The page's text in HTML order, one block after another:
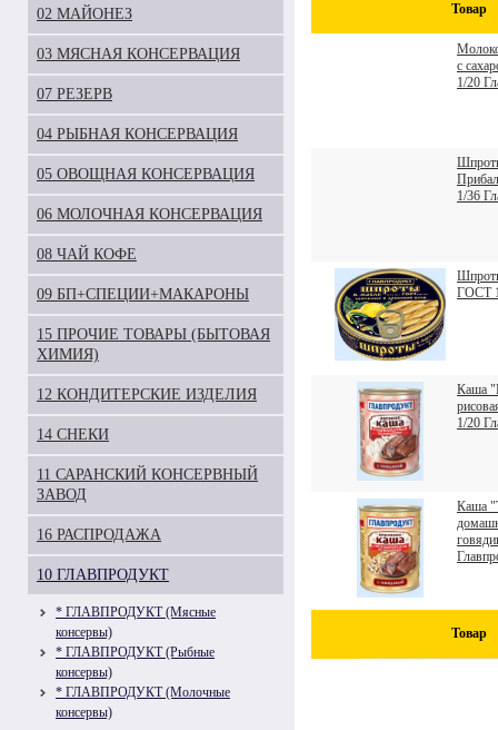
02 МАЙОНЕЗ
03 МЯСНАЯ КОНСЕРВАЦИЯ
07 РЕЗЕРВ
04 РЫБНАЯ КОНСЕРВАЦИЯ
05 ОВОЩНАЯ КОНСЕРВАЦИЯ
06 МОЛОЧНАЯ КОНСЕРВАЦИЯ
08 ЧАЙ КОФЕ
09 БП+СПЕЦИИ+МАКАРОНЫ
15 ПРОЧИЕ ТОВАРЫ (БЫТОВАЯ
ХИМИЯ)
12 КОНДИТЕРСКИЕ ИЗДЕЛИЯ
14 СНЕКИ
11 САРАНСКИЙ КОНСЕРВНЫЙ
ЗАВОД
16 РАСПРОДАЖА
10 ГЛАВПРОДУКТ
* ГЛАВПРОДУКТ (Мясные
консервы)
* ГЛАВПРОДУКТ (Рыбные
консервы)
* ГЛАВПРОДУКТ (Молочные
консервы)
Товар
с
1/20
1/36
ГОСТ
Каша
1/20
Каша
Товар